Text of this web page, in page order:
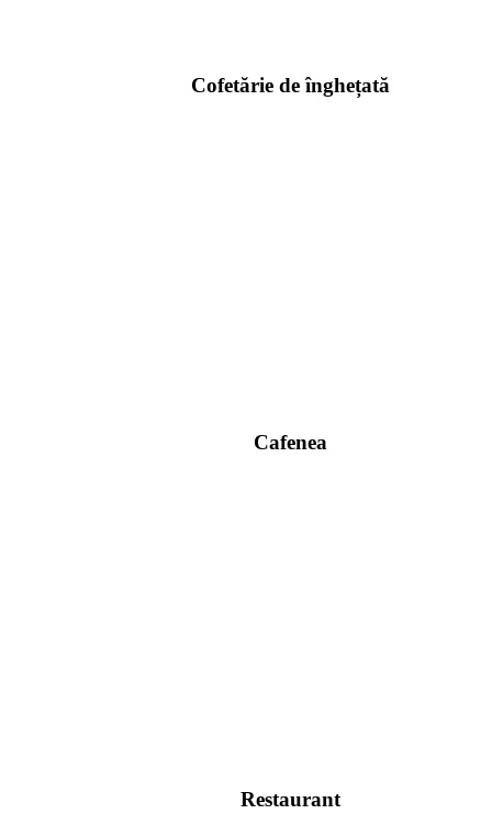
Cofetărie de înghețată
Cafenea
Restaurant